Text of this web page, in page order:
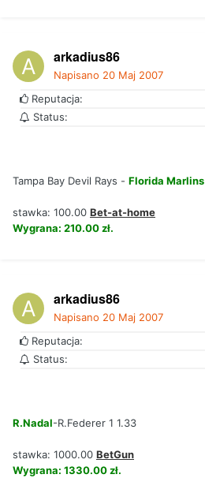
arkadius86
Napisano 20 Maj 2007
Reputacja:
Status:
Tampa Bay Devil Rays - Florida Marlins
stawka: 100.00 Bet-at-home
Wygrana: 210.00 zł.
arkadius86
Napisano 20 Maj 2007
Reputacja:
Status:
R.Nadal-R.Federer 1 1.33
stawka: 1000.00 BetGun
Wygrana: 1330.00 zł.